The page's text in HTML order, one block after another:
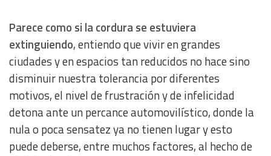
Parece como si la cordura se estuviera
extinguiendo, entiendo que vivir en grandes
ciudades y en espacios tan reducidos no hace sino
disminuir nuestra tolerancia por diferentes
motivos, el nivel de frustración y de infelicidad
detona ante un percance automovilístico, donde la
nula o poca sensatez ya no tienen lugar y esto
puede deberse, entre muchos factores, al hecho de